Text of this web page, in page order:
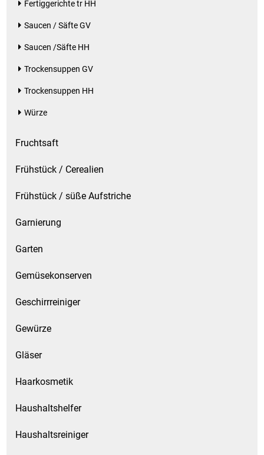
Fertiggerichte tr HH
Saucen / Säfte GV
Saucen /Säfte HH
Trockensuppen GV
Trockensuppen HH
Würze
Fruchtsaft
Frühstück / Cerealien
Frühstück / süße Aufstriche
Garnierung
Garten
Gemüsekonserven
Geschirrreiniger
Gewürze
Gläser
Haarkosmetik
Haushaltshelfer
Haushaltsreiniger